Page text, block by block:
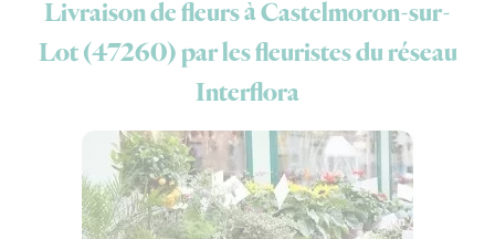
Livraison de fleurs à Castelmoron-sur-
Lot (47260) par les fleuristes du réseau
Interflora